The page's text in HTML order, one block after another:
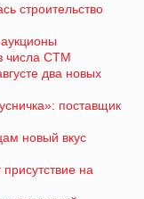
строительство
числа СТМ
два новых
поставщик
новый вкус
на